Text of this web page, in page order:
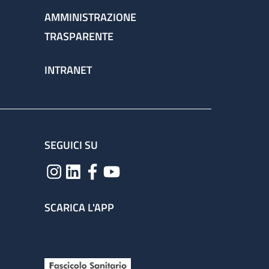
AMMINISTRAZIONE
TRASPARENTE
INTRANET
SEGUICI SU
SCARICA L'APP